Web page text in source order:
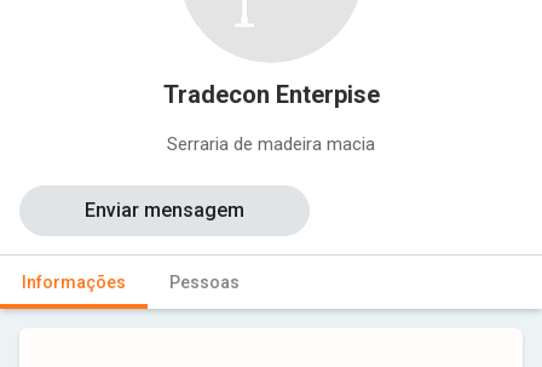
Tradecon Enterpise
Serraria de madeira macia
Informações Pessoas
Enviar mensagem